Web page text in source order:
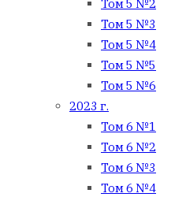
Том 5 №2
Том 5 №3
Том 5 №4
Том 5 №5
Том 5 №6
2023 г.
Том 6 №1
Том 6 №2
Том 6 №3
Том 6 №4